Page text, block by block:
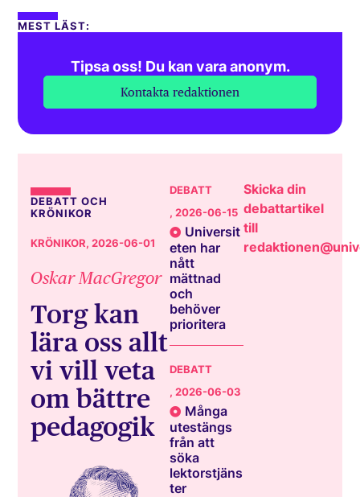
MEST LÄST:
Tipsa oss! Du kan vara anonym.
Kontakta redaktionen
DEBATT OCH
KRÖNIKOR
KRÖNIKOR, 2026-06-01
Oskar MacGregor
Torg kan
lära oss allt
vi vill veta
om bättre
pedagogik
DEBATT
, 2026-06-15
Universit
eten har
nått
mättnad
och
behöver
prioritera
DEBATT
, 2026-06-03
Många
utestängs
från att
söka
lektorstjäns
ter
Skicka din
debattartikel
till